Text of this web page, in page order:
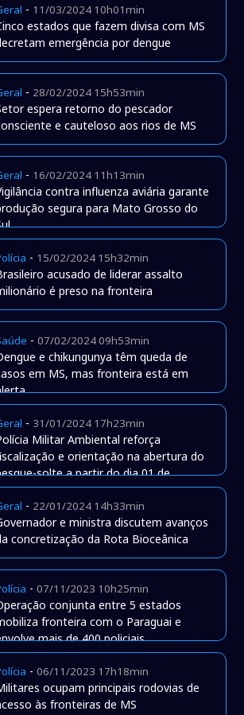
- 11/03/2024 10h01min
estados que fazem divisa com MS
emergência por dengue
- 28/02/2024 15h53min
espera retorno do pescador
e cauteloso aos rios de MS
- 16/02/2024 11h13min
contra influenza aviária garante
segura para Mato Grosso do
- 15/02/2024 15h32min
acusado de liderar assalto
é preso na fronteira
-07/02/2024 09h53min
e chikungunya têm queda de
em MS, mas fronteira está em
- 31/01/2024 17h23min
Militar Ambiental reforça
e orientação na abertura do
solte a partir do dia 01 de
- 22/01/2024 14h33min
e ministra discutem avanços
concretização da Rota Bioceânica
-07/11/2023 10h25min
conjunta entre 5 estados
fronteira com o Paraguai e
mais de 400 policiais
-06/11/2023 17h18min
ocupam principais rodovias de
às fronteiras de MS